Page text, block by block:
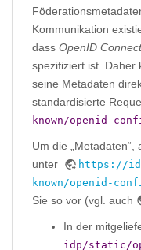
Kommunikation
dass OpenID
spezifiziert ist. Daher
seine Metadaten
standardisierte
known/openid-
Um die
unter
https://
known/openid-
Sie so vor (vgl. auch
In der
idp/static/